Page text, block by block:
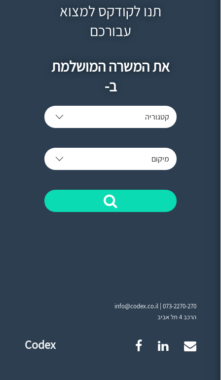
תנו לקודקס למצוא
עבורכם
את המשרה המושלמת
ב-
קטגוריה
מיקום
info@codex.co.il |073-2270-270
הרכב 4 תל אביב
Codex